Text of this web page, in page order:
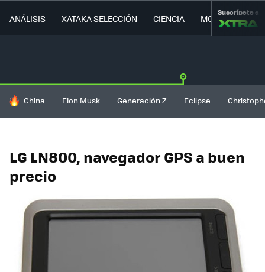
ANÁLISIS XATAKA SELECCIÓN CIENCIA MOVILIDAD
Suscríbete a
HOY SE HABLA DE
China Elon Musk Generación Z Eclipse
LG LN800, navegador GPS a buen
precio